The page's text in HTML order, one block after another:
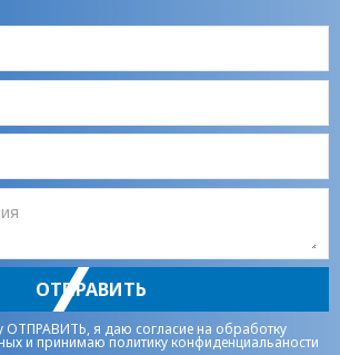
ОТПРАВИТЬ
ОТПРАВИТЬ, я даю согласие на обработку
и принимаюполитику конфиденциальаности